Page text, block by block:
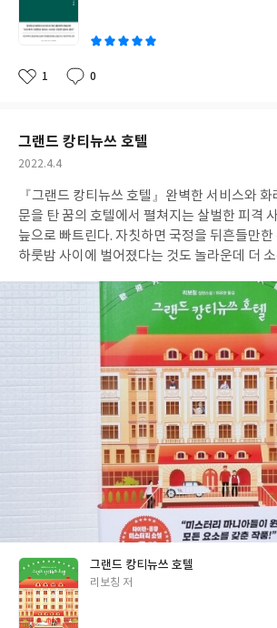
좋
1
댓
0
작
그랜드 캉티뉴쓰 호텔
작
일
2022.4.4
『그랜드 캉티뉴쓰 호텔』 완벽한 서비스와
문을 탄 꿈의 호텔에서 펼쳐지는 살벌한 피격
늪으로 빠트린다. 자칫하면 국정을 뒤흔들만한
하룻밤 사이에 벌어졌다는 것도 놀라운데 더
주축이 되어 사건을 파헤치게 되고 치열한 심
키게 되는데 그날 밤의 진실은 과연 무엇일지
답함을 느끼는 네 사람이다."뤄밍싱은 차를 몰
붐비는 도시로 돌아왔다. 탁한 공기, 혼잡한 교
있었을 뿐인데 오랜 세월이 흐른 듯한 느낌마저
저와 바이웨이둬가 십수 년 쏟은 노력의 결과
었습니다. 그는 손님들이 호수의 절경을 보고
에 묵은 뒤 돌아갈 때의 흡족한 미소를 볼 때 가
처럼 말했습니다.""터널을 지나 우회전해 산업
분을 더 달리자 탁 트인 캉티호 전경이 도로 끝
로미터에 걸쳐 이어진 웅장한 단층절벽은 마치
에 누워 있는듯하고, 캉티뉴쓰 호텔은 용이 물
새파란 하늘에서 영롱하게 빛났다."[이 글은 출
협찬받아 주관적인 견해에 의해 작성했습니다]
텔 #리보칭 #김영사
그랜드 캉티뉴쓰 호텔
글
리보칭 저